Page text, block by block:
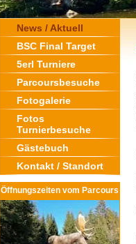
News / Aktuell
BSC Final Target
5erl Turniere
Parcoursbesuche
Fotogalerie
Fotos
Turnierbesuche
Gästebuch
Kontakt / Standort
Öffnungszeiten vom Parcours